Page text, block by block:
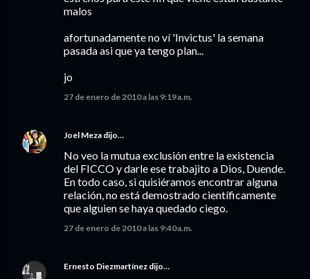
malos
afortunadamente no ví 'Invictus' la semana
pasada asi que ya tengo plan...
jo
27 de enero de 2010 a las 9:19 a.m.
Joel Meza dijo…
No veo la mutua exclusión entre la existencia
del FICCO y darle ese trabajito a Dios, Duende.
En todo caso, si quisiéramos encontrar alguna
relación, no está demostrado científicamente
que alguien se haya quedado ciego.
27 de enero de 2010 a las 9:40 a.m.
Ernesto Diezmartínez dijo…